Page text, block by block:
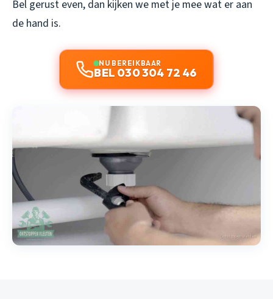
Bel gerust even, dan kijken we met je mee wat er aan
de hand is.
NU BEREIKBAAR
BEL 030 304 72 46